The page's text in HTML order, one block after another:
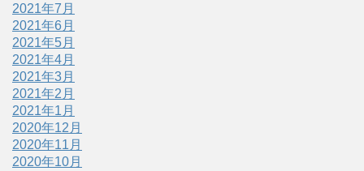
2021年7月
2021年6月
2021年5月
2021年4月
2021年3月
2021年2月
2021年1月
2020年12月
2020年11月
2020年10月